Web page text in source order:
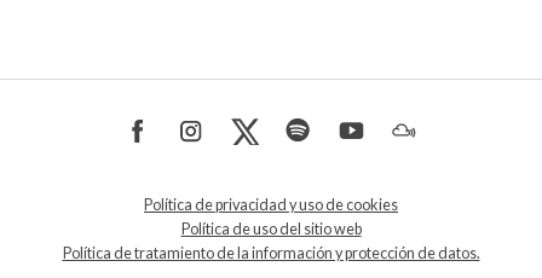
Política de privacidad y uso de cookies
Política de uso del sitio web
Política de tratamiento de la información y protección de datos.